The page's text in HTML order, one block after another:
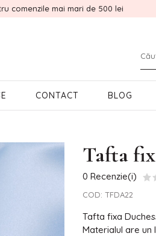
comenzile mai mari de 500 lei
CONTACT BLOG
Tafta
0 Recenzie(i)
COD:TFDA22
Tafta fixa
Materialul are un